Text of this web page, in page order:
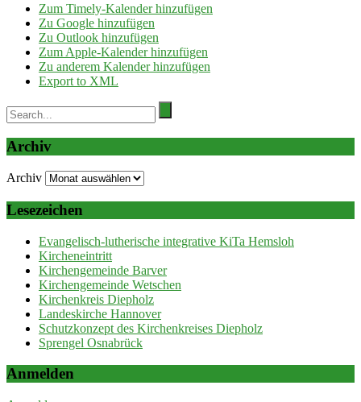
Zum Timely-Kalender hinzufügen
Zu Google hinzufügen
Zu Outlook hinzufügen
Zum Apple-Kalender hinzufügen
Zu anderem Kalender hinzufügen
Export to XML
Archiv
Archiv
Lesezeichen
Evangelisch-lutherische integrative KiTa Hemsloh
Kircheneintritt
Kirchengemeinde Barver
Kirchengemeinde Wetschen
Kirchenkreis Diepholz
Landeskirche Hannover
Schutzkonzept des Kirchenkreises Diepholz
Sprengel Osnabrück
Anmelden